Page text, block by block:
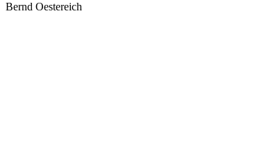
Bernd Oes­te­reich